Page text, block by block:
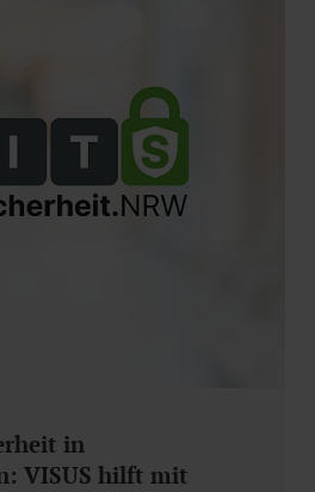
in
VISUS hilft mit